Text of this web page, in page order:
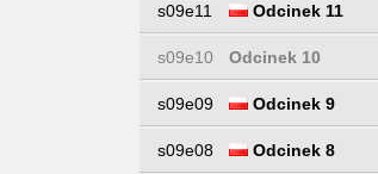
s09e11 Odcinek 11
s09e10 Odcinek 10
s09e09 Odcinek 9
s09e08 Odcinek 8